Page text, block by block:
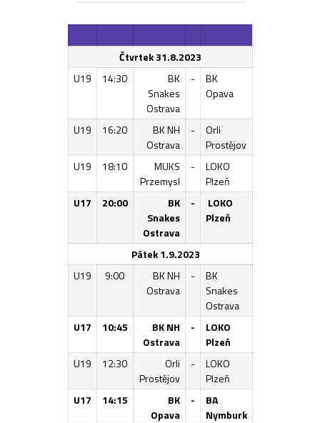
Čtvrtek 31.8.2023
U19
14:30
BK
Snakes
Ostrava
-
BK
Opava
U19 16:20
BK NH
Ostrava
-
Orli
Prostějov
U19
18:10
MUKS
Przemysl
-
LOKO
Plzeň
U17
20:00
BK
Snakes
Ostrava
-
LOKO
Plzeň
Pátek 1.9.2023
U19
9:00
BK NH
Ostrava
-
BK
Snakes
Ostrava
U17
10:45
BK NH
Ostrava
-
LOKO
Plzeň
U19
12:30
Orli
Prostějov
-
LOKO
Plzeň
U17
14:15
BK
Opava
-
BA
Nymburk